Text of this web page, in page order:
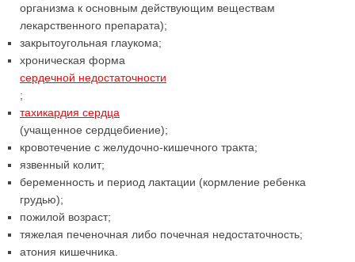
организма к основным действующим веществам
лекарственного препарата);
закрытоугольная глаукома;
хроническая форма
сердечной недостаточности
;
тахикардия сердца
(учащенное сердцебиение);
кровотечение с желудочно-кишечного тракта;
язвенный колит;
беременность и период лактации (кормление ребенка
грудью);
пожилой возраст;
тяжелая печеночная либо почечная недостаточность;
атония кишечника.